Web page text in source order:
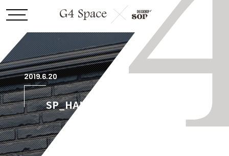
2019.6.20
SP_HAKODATE_CITY_TEE_3